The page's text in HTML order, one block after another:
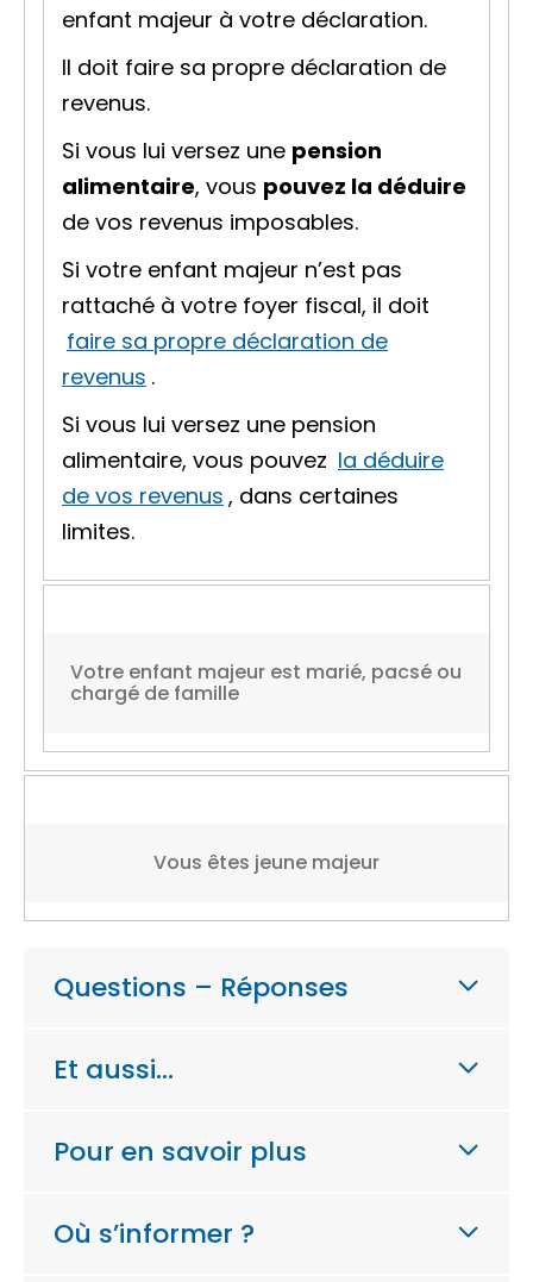
enfant majeur à votre déclaration.
Il doit faire sa propre déclaration de
revenus.
Si vous lui versez une pension
alimentaire, vous pouvez la déduire
de vos revenus imposables.
Si votre enfant majeur n’est pas
rattaché à votre foyer fiscal, il doit
faire sa propre déclaration de
revenus .
Si vous lui versez une pension
alimentaire, vous pouvez la déduire
de vos revenus , dans certaines
limites.
Votre enfant majeur est marié, pacsé ou
chargé de famille
Vous êtes jeune majeur
Questions – Réponses
Et aussi…
Pour en savoir plus
Où s’informer ?